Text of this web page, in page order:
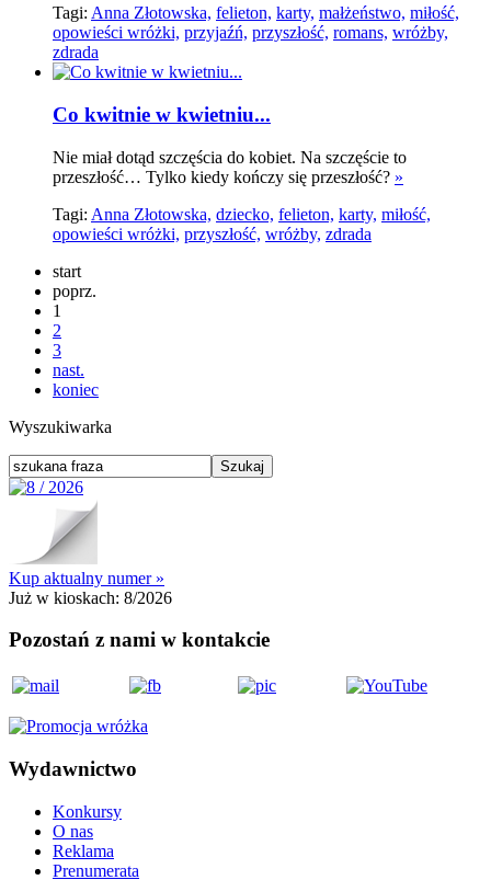
Tagi: Anna Złotowska, felieton, karty, małżeństwo, miłość,
opowieści wróżki, przyjaźń, przyszłość, romans, wróżby,
zdrada
Co kwitnie w kwietniu...
Nie miał dotąd szczęścia do kobiet. Na szczęście to
przeszłość… Tylko kiedy kończy się przeszłość? »
Tagi: Anna Złotowska, dziecko, felieton, karty, miłość,
opowieści wróżki, przyszłość, wróżby, zdrada
start
poprz.
1
2
3
nast.
koniec
Wyszukiwarka
Kup aktualny numer »
Już w kioskach: 8/2026
Pozostań z nami w kontakcie
Wydawnictwo
Konkursy
O nas
Reklama
Prenumerata